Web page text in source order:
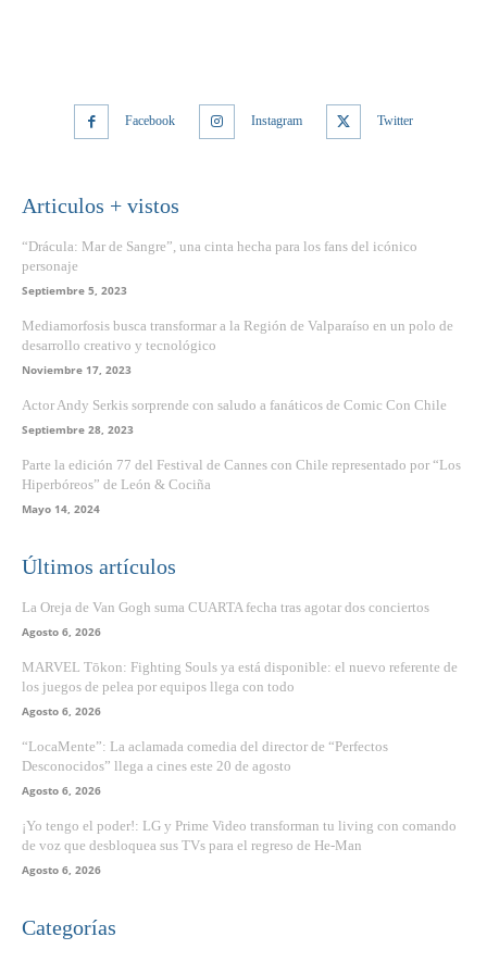
Facebook Instagram Twitter
Articulos + vistos
“Drácula: Mar de Sangre”, una cinta hecha para los fans del icónico
personaje
Septiembre 5, 2023
Mediamorfosis busca transformar a la Región de Valparaíso en un polo de
desarrollo creativo y tecnológico
Noviembre 17, 2023
Actor Andy Serkis sorprende con saludo a fanáticos de Comic Con Chile
Septiembre 28, 2023
Parte la edición 77 del Festival de Cannes con Chile representado por “Los
Hiperbóreos” de León & Cociña
Mayo 14, 2024
Últimos artículos
La Oreja de Van Gogh suma CUARTA fecha tras agotar dos conciertos
Agosto 6, 2026
MARVEL Tōkon: Fighting Souls ya está disponible: el nuevo referente de
los juegos de pelea por equipos llega con todo
Agosto 6, 2026
“LocaMente”: La aclamada comedia del director de “Perfectos
Desconocidos” llega a cines este 20 de agosto
Agosto 6, 2026
¡Yo tengo el poder!: LG y Prime Video transforman tu living con comando
de voz que desbloquea sus TVs para el regreso de He-Man
Agosto 6, 2026
Categorías